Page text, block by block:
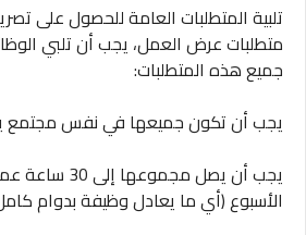
تلبية المتطلبات العامة للحصول على
متطلبات عرض العمل، يجب أن تلبي
جميع هذه المتطلبات:
يجب أن تكون جميعها في نفس مجتمع
يجب أن يصل
الأسبوع (أي ما يعادل وظيفة بدوام